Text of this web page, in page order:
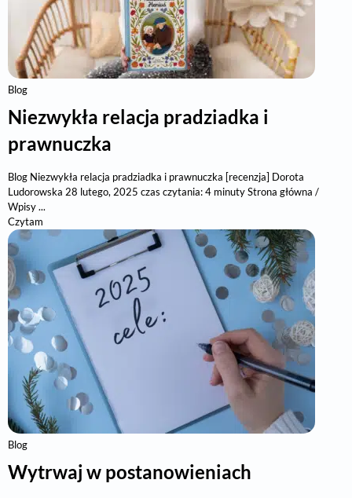
Blog
Niezwykła relacja pradziadka i
prawnuczka
Blog Niezwykła relacja pradziadka i prawnuczka [recenzja] Dorota
Ludorowska 28 lutego, 2025 czas czytania: 4 minuty Strona główna /
Wpisy ...
Czytam
Blog
Wytrwaj w postanowieniach